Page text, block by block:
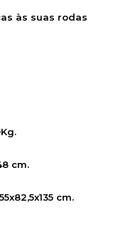
às suas rodas
cm.
cm.